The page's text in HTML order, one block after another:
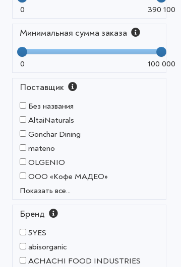
0 390 100
Минимальная сумма заказа
0 100 000
Поставщик
Без названия
AltaiNaturals
Gonchar Dining
mateno
OLGENIO
OOO «Кофе МАДЕО»
Показать все...
Бренд
5YES
abisorganic
ACHACHI FOOD INDUSTRIES